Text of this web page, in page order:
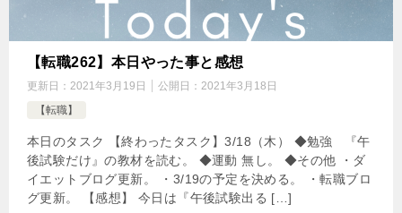
【転職262】本日やった事と感想
更新日： 2021年3月19日 公開日： 2021年3月18日
【転職】
本日のタスク 【終わったタスク】3/18（木） ◆勉強 『午
後試験だけ』の教材を読む。 ◆運動 無し。 ◆その他 ・ダ
イエットブログ更新。 ・3/19の予定を決める。 ・転職ブロ
グ更新。 【感想】 今日は『午後試験出る […]